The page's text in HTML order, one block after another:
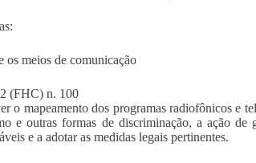
os meios de comunicação
(FHC) n. 100
o mapeamento dos programas radiofônicos e
e outras formas de discriminação, a ação
e a adotar as medidas legais pertinentes.